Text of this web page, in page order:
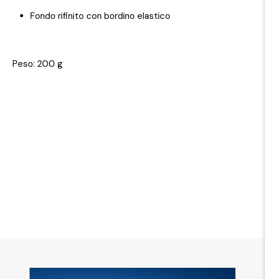
Fondo rifinito con bordino elastico
Peso: 200 g